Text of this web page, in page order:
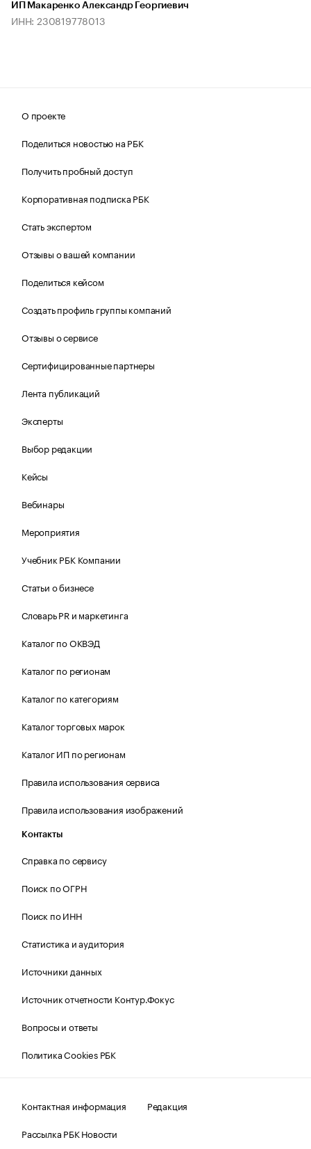
ИП Макаренко Александр Георгиевич
ИНН: 230819778013
О проекте
Поделиться новостью на РБК
Получить пробный доступ
Корпоративная подписка РБК
Стать экспертом
Отзывы о вашей компании
Поделиться кейсом
Создать профиль группы компаний
Отзывы о сервисе
Сертифицированные партнеры
Лента публикаций
Эксперты
Выбор редакции
Кейсы
Вебинары
Мероприятия
Учебник РБК Компании
Статьи о бизнесе
Словарь PR и маркетинга
Каталог по ОКВЭД
Каталог по регионам
Каталог по категориям
Каталог торговых марок
Каталог ИП по регионам
Правила использования сервиса
Правила использования изображений
Контакты
Справка по сервису
Поиск по ОГРН
Поиск по ИНН
Статистика и аудитория
Источники данных
Источник отчетности Контур.Фокус
Вопросы и ответы
Политика Cookies РБК
Контактная информация
Редакция
Рассылка РБК Новости